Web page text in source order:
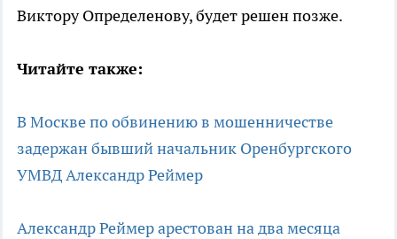
Виктору Определенову, будет решен позже.
Читайте также:
В Москве по обвинению в мошенничестве
задержан бывший начальник Оренбургского
УМВД Александр Реймер
Александр Реймер арестован на два месяца